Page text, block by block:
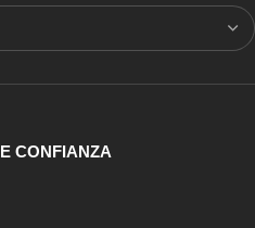
CONFIANZA